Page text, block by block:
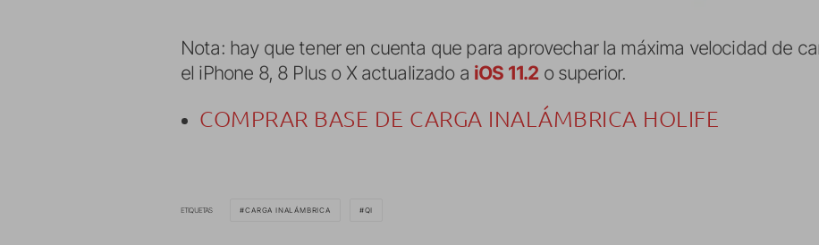
Nota: hay que tener en cuenta que para aprovechar la máxima velocidad de
el iPhone 8, 8 Plus o X actualizado a iOS 11.2 o superior.
COMPRAR BASE DE CARGA INALÁMBRICA HOLIFE
ETIQUETAS CARGA INALÁMBRICA QI